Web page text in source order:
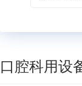
口腔科用设